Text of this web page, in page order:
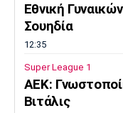
Εθνική
Σουηδία
12:35
Super League 1
ΑΕΚ:
Βιτάλις